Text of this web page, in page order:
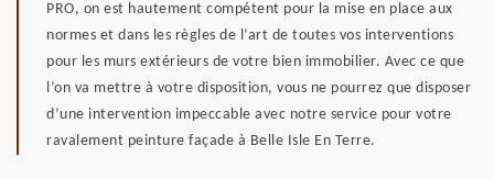
PRO, on est hautement compétent pour la mise en place aux
normes et dans les règles de l’art de toutes vos interventions
pour les murs extérieurs de votre bien immobilier. Avec ce que
l’on va mettre à votre disposition, vous ne pourrez que disposer
d’une intervention impeccable avec notre service pour votre
ravalement peinture façade à Belle Isle En Terre.